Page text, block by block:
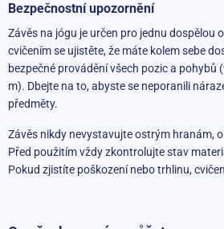
Bezpečnostní upozornění
Závěs na jógu je určen pro jednu dospělou
cvičením se ujistěte, že máte kolem sebe
bezpečné provádění všech pozic a pohybů
m). Dbejte na to, abyste se neporanili
předměty.
Závěs nikdy nevystavujte ostrým hranám,
Před použitím vždy zkontrolujte stav
Pokud zjistíte poškození nebo trhlinu,